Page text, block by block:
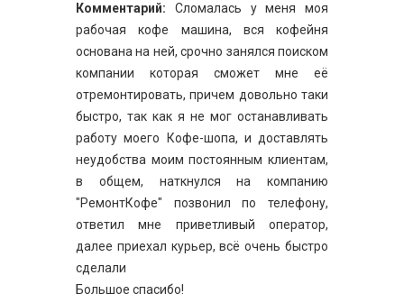
Комментарий: Сломалась у меня моя
рабочая кофе машина, вся кофейня
основана на ней, срочно занялся поиском
компании которая сможет мне её
отремонтировать, причем довольно таки
быстро, так как я не мог останавливать
работу моего Кофе-шопа, и доставлять
неудобства моим постоянным клиентам,
в общем, наткнулся на компанию
"РемонтКофе" позвонил по телефону,
ответил мне приветливый оператор,
далее приехал курьер, всё очень быстро
сделали
Большое спасибо!